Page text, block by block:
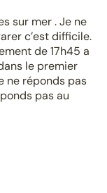
sur mer . Je ne
c’est difficile.
de 17h45 a
le premier
ne réponds pas
pas au